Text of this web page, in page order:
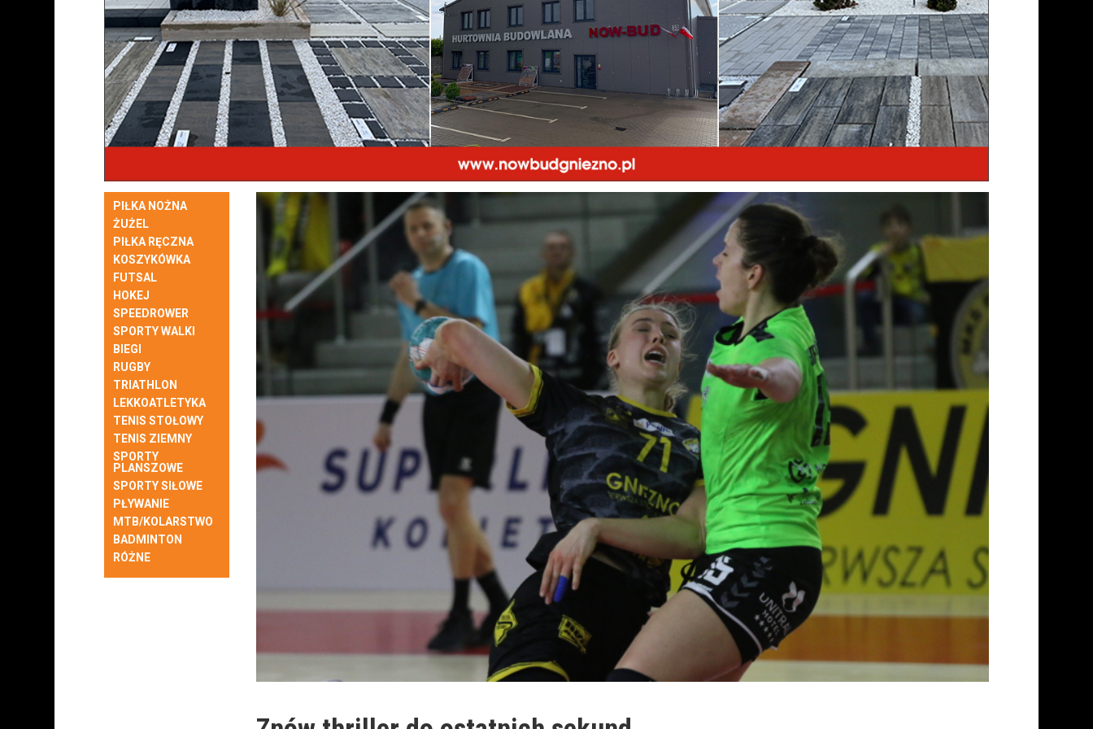
PIŁKA NOŻNA
ŻUŻEL
PIŁKA RĘCZNA
KOSZYKÓWKA
FUTSAL
HOKEJ
SPEEDROWER
SPORTY WALKI
BIEGI
RUGBY
TRIATHLON
LEKKOATLETYKA
TENIS STOŁOWY
TENIS ZIEMNY
SPORTY
PLANSZOWE
SPORTY SIŁOWE
PŁYWANIE
MTB/KOLARSTWO
BADMINTON
RÓŻNE